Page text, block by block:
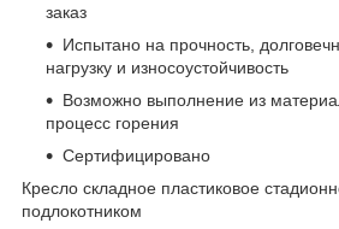
заказ
Испытано на прочность,
нагрузку и износоустойчивость
Возможно выполнение из
процесс горения
Сертифицировано
Кресло складное пластиковое
подлокотником